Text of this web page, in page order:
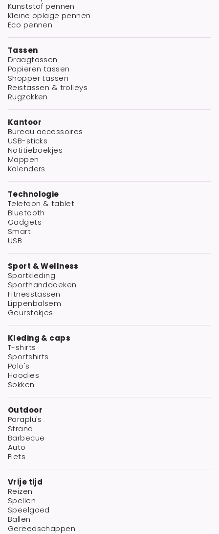
Kunststof pennen
Kleine oplage pennen
Eco pennen
Tassen
Draagtassen
Papieren tassen
Shopper tassen
Reistassen & trolleys
Rugzakken
Kantoor
Bureau accessoires
USB-sticks
Notitieboekjes
Mappen
Kalenders
Technologie
Telefoon & tablet
Bluetooth
Gadgets
Smart
USB
Sport & Wellness
Sportkleding
Sporthanddoeken
Fitnesstassen
Lippenbalsem
Geurstokjes
Kleding & caps
T-shirts
Sportshirts
Polo's
Hoodies
Sokken
Outdoor
Paraplu's
Strand
Barbecue
Auto
Fiets
Vrije tijd
Reizen
Spellen
Speelgoed
Ballen
Gereedschappen